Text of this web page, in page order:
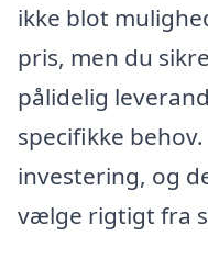
ikke blot
pris, men du
pålidelig
specifikke
investering, og
vælge rigtigt fra